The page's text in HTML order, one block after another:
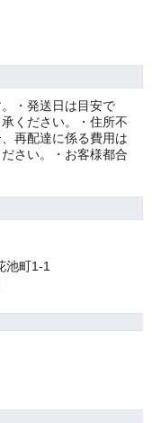
・発送日は目安で
ください。・住所不
再配達に係る費用は
さい。・お客様都合
町1-1